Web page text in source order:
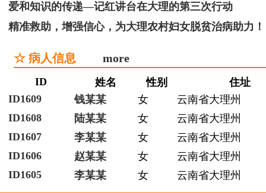
爱和知识的传递—记红讲台在大理的第三次行动
精准救助，增强信心，为大理农村妇女脱贫治病助力！
☆ 病人信息 more
ID 姓名 性别
住址
ID1609
钱某某 女
云南省大理州
ID1608
陆某某 女
云南省大理州
ID1607
李某某 女
云南省大理州
ID1606
赵某某 女
云南省大理州
ID1605
李某某 女 云南省大理州